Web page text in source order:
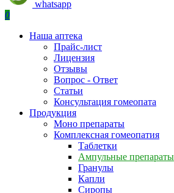
whatsapp
0
Наша аптека
Прайс-лист
Лицензия
Отзывы
Вопрос - Ответ
Статьи
Консультация гомеопата
Продукция
Моно препараты
Комплексная гомеопатия
Таблетки
Ампульные препараты
Гранулы
Капли
Сиропы